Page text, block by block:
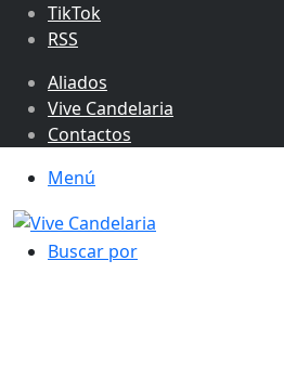
TikTok
RSS
Aliados
Vive Candelaria
Contactos
Menú
Buscar por